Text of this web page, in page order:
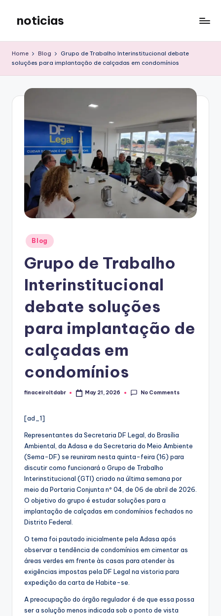
content
noticias
Home Blog
Grupo de Trabalho Interinstitucional debate
soluções para implantação de calçadas em condomínios
Posted
in
Blog
Grupo de Trabalho
Interinstitucional
debate soluções
para implantação de
calçadas em
condomínios
Posted
finaceiroltdabr May 21, 2026 No Comments
[ad_1]
Representantes da Secretaria DF Legal, do Brasília
Ambiental, da Adasa e da Secretaria do Meio Ambiente
(Sema-DF) se reuniram nesta quinta-feira (16) para
discutir como funcionará o Grupo de Trabalho
Interinstitucional (GTI) criado na última semana por
meio da Portaria Conjunta nº 04, de 06 de abril de 2026.
O objetivo do grupo é estudar soluções para a
implantação de calçadas em condomínios fechados no
Distrito Federal.
O tema foi pautado inicialmente pela Adasa após
observar a tendência de condomínios em cimentar as
áreas verdes em frente às casas para atender às
exigências impostas pela DF Legal na vistoria para
expedição da carta de Habite-se.
A preocupação do órgão regulador é de que essa possa
ser a solução menos indicada sob o ponto de vista